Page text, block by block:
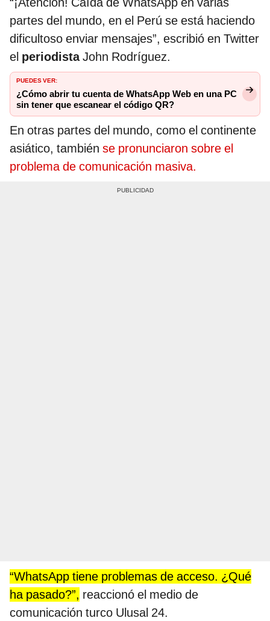
partes del mundo, en el Perú se está haciendo
dificultoso enviar mensajes”, escribió en Twitter
el periodistaJohn Rodríguez.
PUEDES VER:
¿Cómo abrir tu cuenta de WhatsApp Web en una PC
sin tener que escanear el código QR?
En otras partes del mundo, como el continente
asiático, también se pronunciaron sobre el
problema de comunicación masiva.
“WhatsApp tiene problemas de acceso. ¿Qué
ha pasado?”, reaccionó el medio de
comunicación turco Ulusal 24.